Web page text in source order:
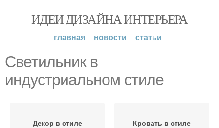
ИДЕИ ДИЗАЙНА ИНТЕРЬЕРА
главная новости статьи
Светильник в
индустриальном стиле
Декор в стиле Кровать в стиле